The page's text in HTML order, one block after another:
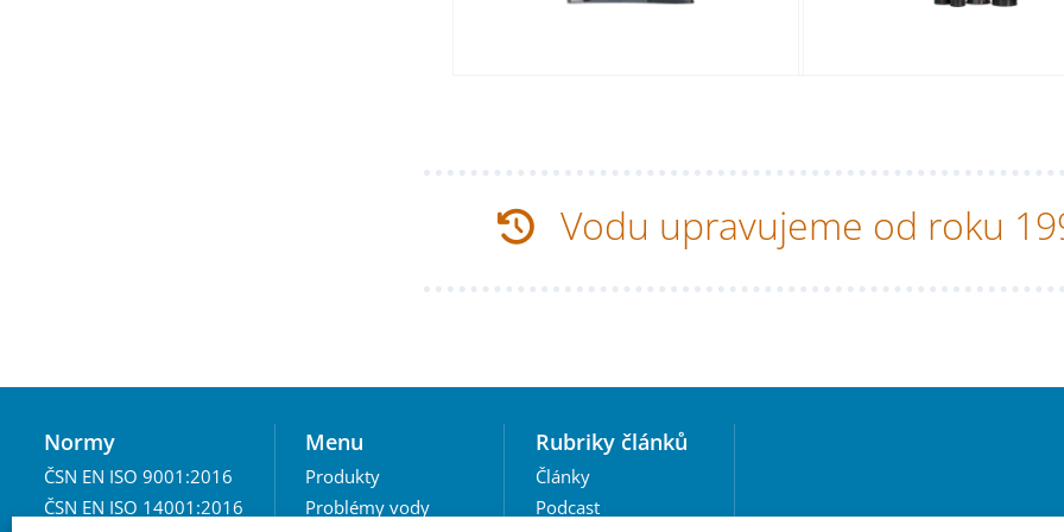
Vodu upravujeme od roku
Normy
ČSN EN ISO 9001:2016
ČSN EN ISO 14001:2016
Menu
Produkty
Problémy vody
Rubriky článků
Články
Podcast